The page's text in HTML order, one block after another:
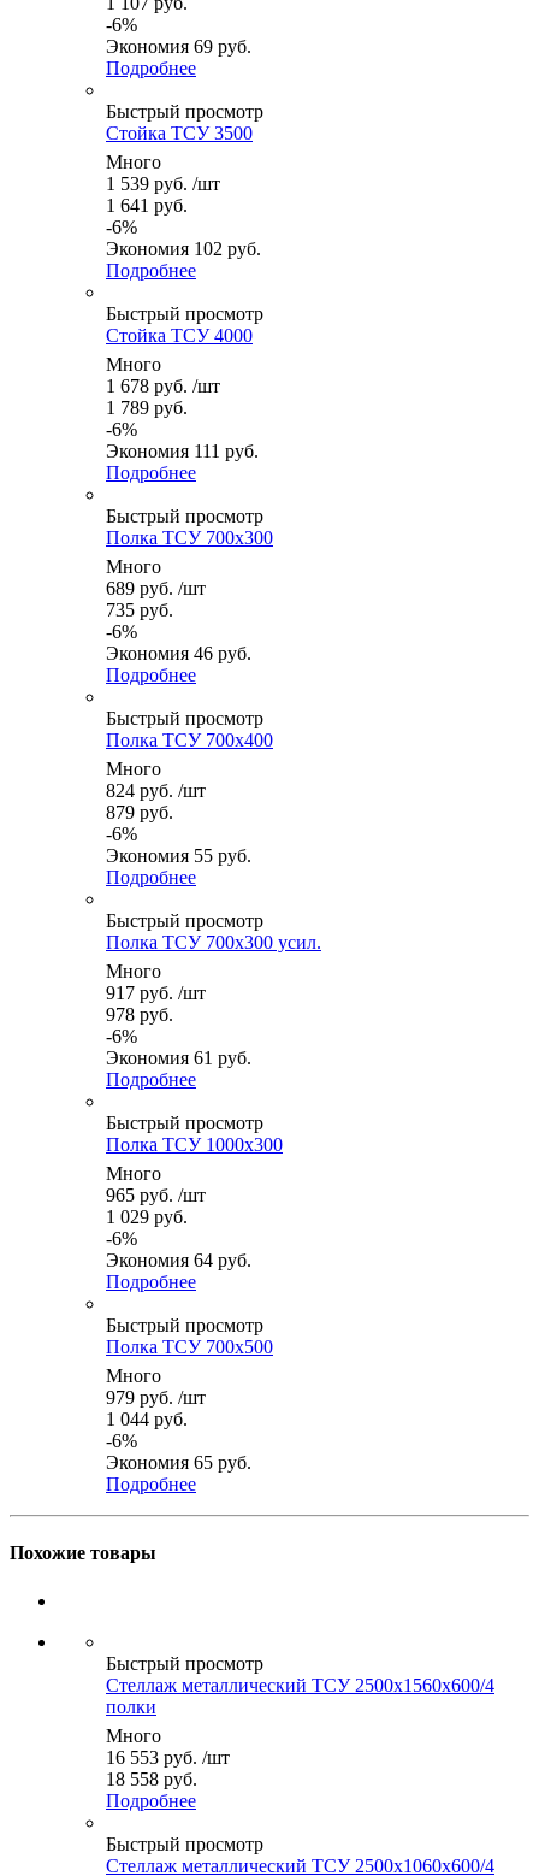
-6%
Экономия 69 руб.
Подробнее
Быстрый просмотр
Стойка ТСУ 3500
Много
1 539 руб. /шт
1 641 руб.
-6%
Экономия 102 руб.
Подробнее
Быстрый просмотр
Стойка ТСУ 4000
Много
1 678 руб. /шт
1 789 руб.
-6%
Экономия 111 руб.
Подробнее
Быстрый просмотр
Полка ТСУ 700x300
Много
689 руб. /шт
735 руб.
-6%
Экономия 46 руб.
Подробнее
Быстрый просмотр
Полка ТСУ 700x400
Много
824 руб. /шт
879 руб.
-6%
Экономия 55 руб.
Подробнее
Быстрый просмотр
Полка ТСУ 700x300 усил.
Много
917 руб. /шт
978 руб.
-6%
Экономия 61 руб.
Подробнее
Быстрый просмотр
Полка ТСУ 1000x300
Много
965 руб. /шт
1 029 руб.
-6%
Экономия 64 руб.
Подробнее
Быстрый просмотр
Полка ТСУ 700x500
Много
979 руб. /шт
1 044 руб.
-6%
Экономия 65 руб.
Подробнее
Похожие товары
Быстрый просмотр
Стеллаж металлический ТСУ 2500x1560x600/4
полки
Много
16 553 руб. /шт
18 558 руб.
Подробнее
Быстрый просмотр
Стеллаж металлический ТСУ 2500x1060x600/4